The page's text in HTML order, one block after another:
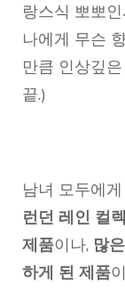
랑스식 뽀뽀
나에게 무슨
만큼 인상깊
끝.)
남녀 모두에
런던 레인 컬
제품이나, 많
하게 된 제품